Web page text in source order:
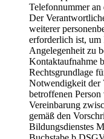
Telefonnummer
Der
weiterer
erforderlich ist, um
Angelegenheit zu
Kontaktaufnahme
Rechtsgrundlage
Notwendigkeit der
betroffenen
Vereinbarung
gemäß den
Bildungsdienstes